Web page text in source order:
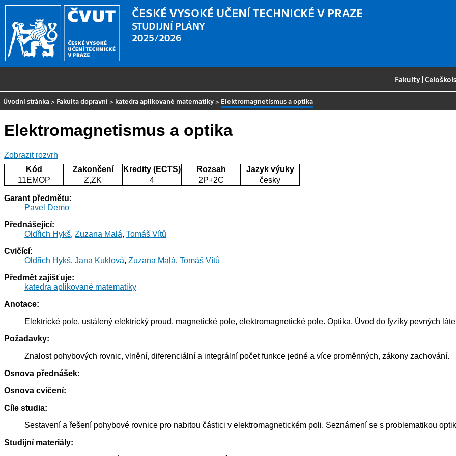
ČESKÉ VYSOKÉ UČENÍ TECHNICKÉ V PRAZE
STUDIJNÍ PLÁNY
2025/2026
Fakulty |
Úvodní stránka > Fakulta dopravní > katedra aplikované matematiky > Elektromagnetismus a optika
Elektromagnetismus a optika
Zobrazit rozvrh
Kód
Zakončení Kredity (ECTS) Rozsah
Jazyk výuky
11EMOP
Z,ZK 4 2P+2C česky
Garant předmětu:
Pavel Demo
Přednášející:
Oldřich Hykš, Zuzana Malá, Tomáš Vítů
Cvičící:
Oldřich Hykš, Jana Kuklová, Zuzana Malá, Tomáš Vítů
Předmět zajišťuje:
katedra aplikované matematiky
Anotace:
Elektrické pole, ustálený elektrický proud, magnetické pole, elektromagnetické pole. Optika. Úvod do fyziky pevných
Požadavky:
Znalost pohybových rovnic, vlnění, diferenciální a integrální počet funkce jedné a více proměnných, zákony zachování.
Osnova přednášek:
Osnova cvičení:
Cíle studia:
Sestavení a řešení pohybové rovnice pro nabitou částici v elektromagnetickém poli. Seznámení se s problematikou
Studijní materiály: